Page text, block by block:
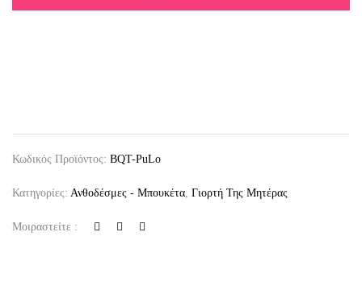
Κωδικός Προϊόντος: BQT-PuLo
Κατηγορίες: Ανθοδέσμες - Μπουκέτα, Γιορτή Της Μητέρας
Μοιραστείτε :